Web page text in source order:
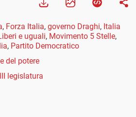
, Forza Italia, governo Draghi, Italia
e uguali, Movimento 5 Stelle,
, Partito Democratico
del potere
legislatura